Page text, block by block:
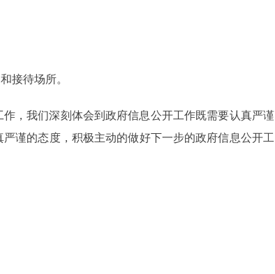
接待场所。
，我们深刻体会到政府信息公开工作既需要认真严谨
谨的态度，积极主动的做好下一步的政府信息公开工